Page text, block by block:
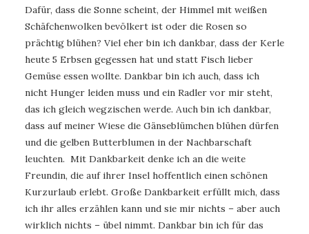
Dafür, dass die Sonne scheint, der Himmel mit weißen
Schäfchenwolken bevölkert ist oder die Rosen so
prächtig blühen? Viel eher bin ich dankbar, dass der Kerle
heute 5 Erbsen gegessen hat und statt Fisch lieber
Gemüse essen wollte. Dankbar bin ich auch, dass ich
nicht Hunger leiden muss und ein Radler vor mir steht,
das ich gleich wegzischen werde. Auch bin ich dankbar,
dass auf meiner Wiese die Gänseblümchen blühen dürfen
und die gelben Butterblumen in der Nachbarschaft
leuchten. Mit Dankbarkeit denke ich an die weite
Freundin, die auf ihrer Insel hoffentlich einen schönen
Kurzurlaub erlebt. Große Dankbarkeit erfüllt mich, dass
ich ihr alles erzählen kann und sie mir nichts – aber auch
wirklich nichts – übel nimmt. Dankbar bin ich für das